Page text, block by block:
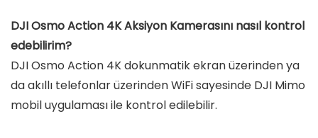
DJI Osmo Action 4K Aksiyon Kamerasını nasıl kontrol
edebilirim?
DJI Osmo Action 4K dokunmatik ekran üzerinden ya
da akıllı telefonlar üzerinden WiFi sayesinde DJI Mimo
mobil uygulaması ile kontrol edilebilir.